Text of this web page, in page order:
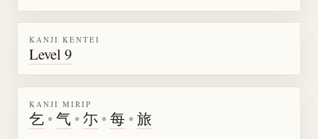
KANJI KENTEI
Level 9
KANJI MIRIP
乞 •气 •尓 •每 •旅